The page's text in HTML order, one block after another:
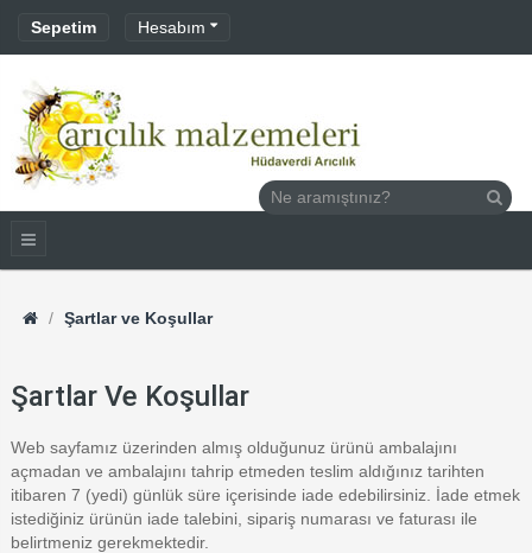
Sepetim Hesabım
Şartlar ve Koşullar
Şartlar Ve Koşullar
Web sayfamız üzerinden almış olduğunuz ürünü ambalajını
açmadan ve ambalajını tahrip etmeden teslim aldığınız tarihten
itibaren 7 (yedi) günlük süre içerisinde iade edebilirsiniz. İade etmek
istediğiniz ürünün iade talebini, sipariş numarası ve faturası ile
belirtmeniz gerekmektedir.